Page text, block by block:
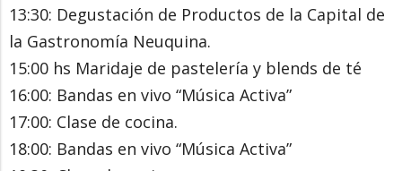
13:30: Degustación de Productos de la Capital de
la Gastronomía Neuquina.
15:00 hs Maridaje de pastelería y blends de té
16:00: Bandas en vivo “Música Activa”
17:00: Clase de cocina.
18:00: Bandas en vivo “Música Activa”